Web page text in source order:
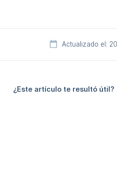
Actualizado el:
¿Este artículo te resultó útil?